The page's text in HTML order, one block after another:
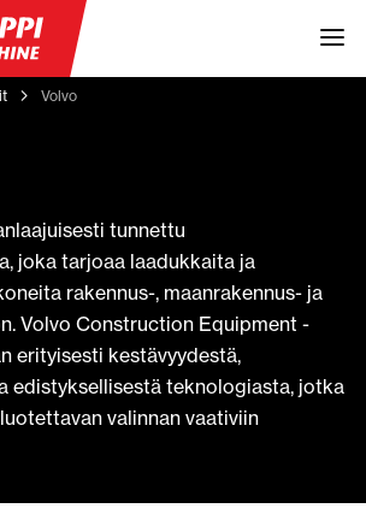
Volvo
tunnettu
joka tarjoaa laadukkaita ja
rakennus-, maanrakennus- ja
Volvo Construction Equipment -
erityisesti kestävyydestä,
edistyksellisestä teknologiasta, jotka
valinnan vaativiin